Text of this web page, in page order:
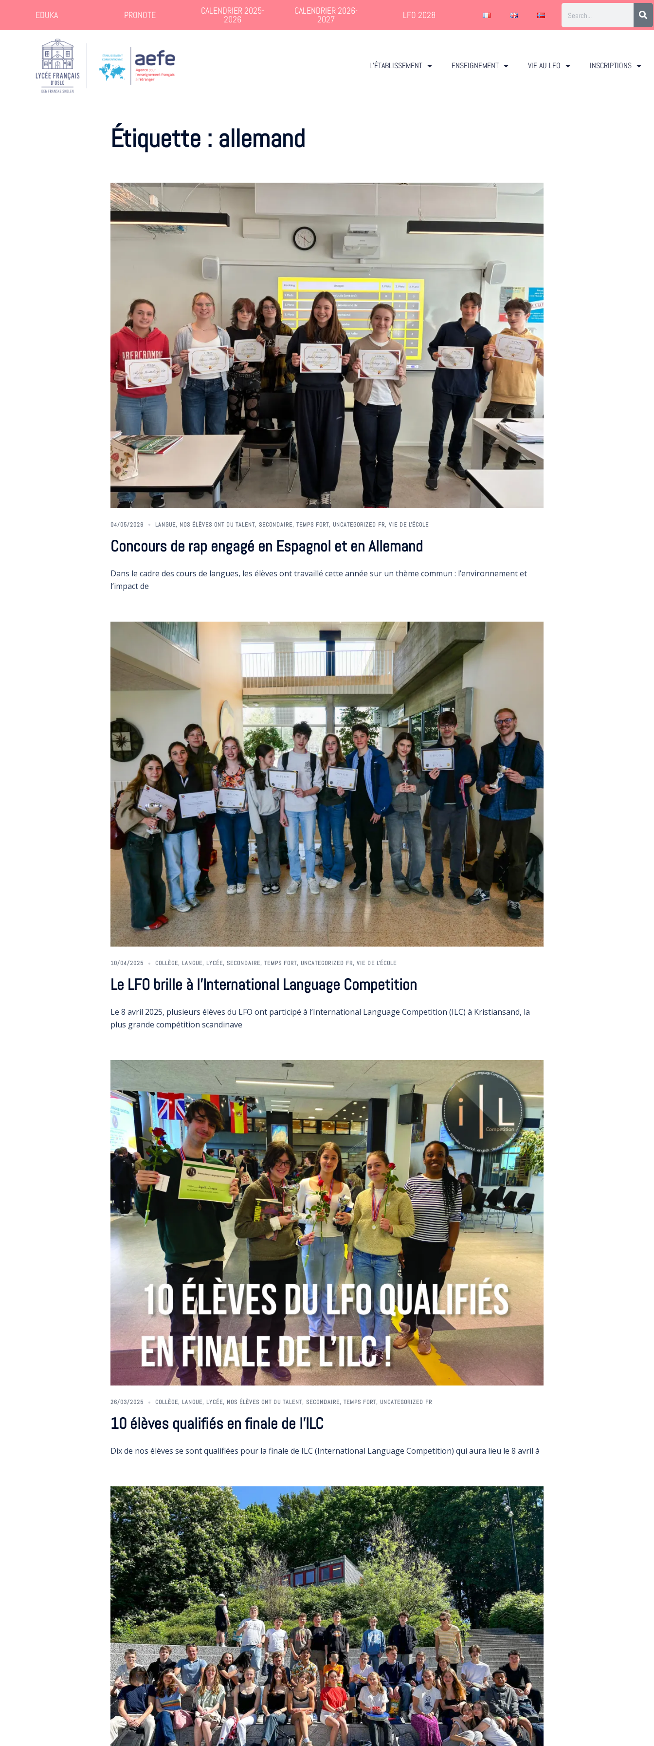
EDUKA PRONOTE CALENDRIER 2025-
2026
CALENDRIER 2026-
2027 LFO 2028
L’ÉTABLISSEMENT ENSEIGNEMENT VIE AU LFO INSCRIPTIONS
Étiquette : allemand
04/05/2026 LANGUE, NOS ÉLÈVES ONT DU TALENT, SECONDAIRE, TEMPS FORT, UNCATEGORIZED FR, VIE DE L'ÉCOLE
Concours de rap engagé en Espagnol et en Allemand
Dans le cadre des cours de langues, les élèves ont travaillé cette année sur un thème commun : l’environnement et
l’impact de
10/04/2025 COLLÈGE, LANGUE, LYCÉE, SECONDAIRE, TEMPS FORT, UNCATEGORIZED FR, VIE DE L'ÉCOLE
Le LFO brille à l’International Language Competition
Le 8 avril 2025, plusieurs élèves du LFO ont participé à l’International Language Competition (ILC) à Kristiansand, la
plus grande compétition scandinave
26/03/2025 COLLÈGE, LANGUE, LYCÉE, NOS ÉLÈVES ONT DU TALENT, SECONDAIRE, TEMPS FORT, UNCATEGORIZED FR
10 élèves qualifiés en finale de l’ILC
Dix de nos élèves se sont qualifiées pour la finale de ILC (International Language Competition) qui aura lieu le 8 avril à